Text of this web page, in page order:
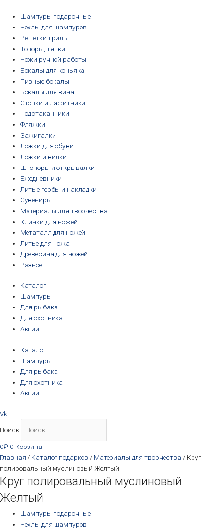
Шампуры подарочные
Чехлы для шампуров
Решетки-гриль
Топоры, тяпки
Ножи ручной работы
Бокалы для коньяка
Пивные бокалы
Бокалы для вина
Стопки и лафитники
Подстаканники
Фляжки
Зажигалки
Ложки для обуви
Ложки и вилки
Штопоры и открывалки
Ежедневники
Литые гербы и накладки
Сувениры
Материалы для творчества
Клинки для ножей
Метаталл для ножей
Литье для ножа
Древесина для ножей
Разное
Каталог
Шампуры
Для рыбака
Для охотника
Акции
Каталог
Шампуры
Для рыбака
Для охотника
Акции
Vk
Поиск
0₽ 0 Корзина
Главная / Каталог подарков / Материалы для творчества / Круг
полировальный муслиновый Желтый
Круг полировальный муслиновый
Желтый
Шампуры подарочные
Чехлы для шампуров